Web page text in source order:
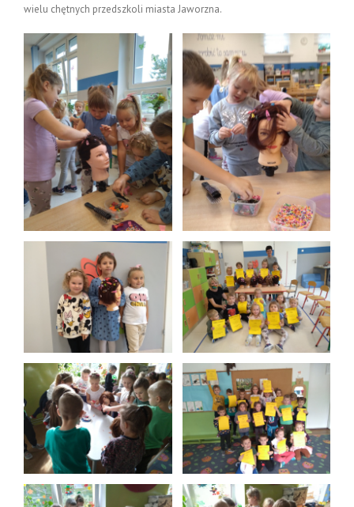
wielu chętnych przedszkoli miasta Jaworzna.